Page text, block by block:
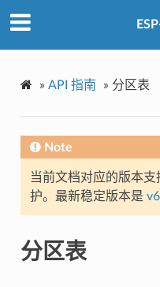
» API 指南 » 分区表
Note
当前文档对应的版本
护。最新稳定版本是
分区表